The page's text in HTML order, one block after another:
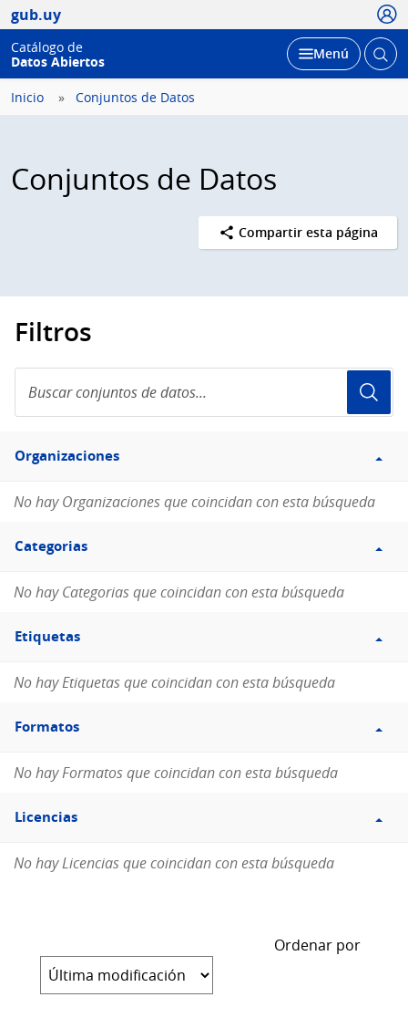
gub.uy
Catálogo de
Datos Abiertos
Desplegar
Menú Abrir
Inicio Conjuntos de Datos
Conjuntos de Datos
Compartir esta página
Filtros
conjuntos
de
Filtro
Organizaciones
Organizaciones
No hay Organizaciones que coincidan con esta búsqueda
Filtro
Categorias
Categorias
No hay Categorias que coincidan con esta búsqueda
Filtro
Etiquetas
Etiquetas
No hay Etiquetas que coincidan con esta búsqueda
Filtro
Formatos
Formatos
No hay Formatos que coincidan con esta búsqueda
Filtro
Licencias
Licencias
No hay Licencias que coincidan con esta búsqueda
Ordenar por